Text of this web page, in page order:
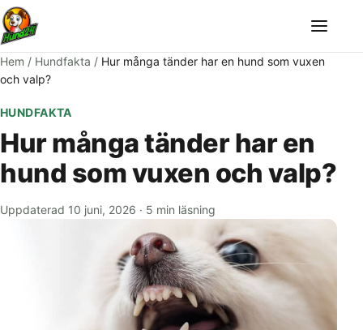
Meny
Hem / Hundfakta / Hur många tänder har en hund som vuxen
och valp?
HUNDFAKTA
Hur många tänder har en
hund som vuxen och valp?
Uppdaterad 10 juni, 2026 · 5 min läsning